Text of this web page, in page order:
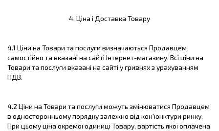
4. Ціна і Доставка Товару
4.1 Ціни на Товари та послуги визначаються Продавцем
самостійно та вказані на сайті Інтернет-магазину. Всі ціни на
Товари та послуги вказані на сайті у гривнях з урахуванням
ПДВ.
4.2 Ціни на Товари та послуги можуть змінюватися Продавцем
в односторонньому порядку залежно від кон'юнктури ринку.
При цьому ціна окремої одиниці Товару, вартість якої оплачена